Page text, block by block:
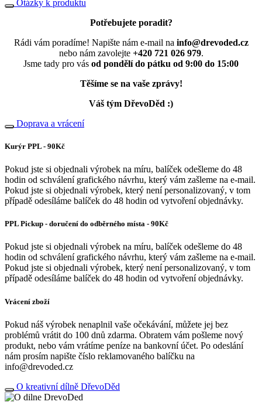
Otázky k produktu
Potřebujete poradit?
Rádi vám poradíme! Napište nám e-mail na info@drevoded.cz
nebo nám zavolejte +420 721 026 979.
Jsme tady pro vás od pondělí do pátku od 9:00 do 15:00
Těšíme se na vaše zprávy!
Váš tým DřevoDěd :)
Doprava a vrácení
Kurýr PPL - 90Kč
Pokud jste si objednali výrobek na míru, balíček odešleme do 48
hodin od schválení grafického návrhu, který vám zašleme na e-mail.
Pokud jste si objednali výrobek, který není personalizovaný, v tom
případě odesíláme balíček do 48 hodin od vytvoření objednávky.
PPL Pickup - doručení do odběrného místa - 90Kč
Pokud jste si objednali výrobek na míru, balíček odešleme do 48
hodin od schválení grafického návrhu, který vám zašleme na e-mail.
Pokud jste si objednali výrobek, který není personalizovaný, v tom
případě odesíláme balíček do 48 hodin od vytvoření objednávky.
Vrácení zboží
Pokud náš výrobek nenaplnil vaše očekávání, můžete jej bez
problémů vrátit do 100 dnů zdarma. Obratem vám pošleme nový
produkt, nebo vám vrátíme peníze na bankovní účet. Po odeslání
nám prosím napište číslo reklamovaného balíčku na
info@drevoded.cz
O kreativní dílně DřevoDěd